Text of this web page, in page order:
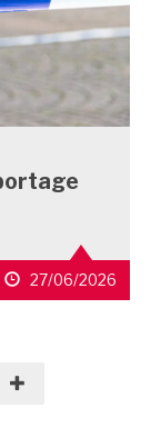
27/06/2026
AFFICHER PLUS